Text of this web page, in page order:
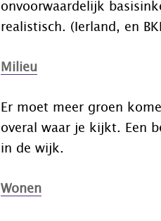
onvoorwaardelijk
realistisch. (Ierland, en
Milieu
Er moet meer groen
overal waar je kijkt. Een
in de wijk.
Wonen